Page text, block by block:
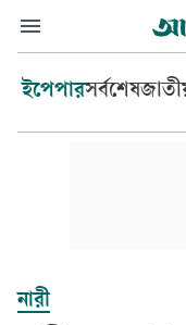
ইপেপারসর্বশেষ
নারী